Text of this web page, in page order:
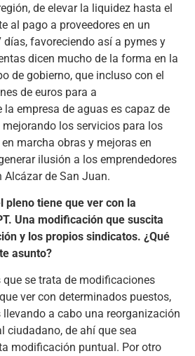
de elevar la liquidez hasta el
al pago a proveedores en un
favoreciendo así a pymes y
dicen mucho de la forma en la
de gobierno, que incluso con el
de euros para a
empresa de aguas es capaz de
los servicios para los
marcha obras y mejoras en
ilusión a los emprendedores
Alcázar de San Juan.
pleno tiene que ver con la
Una modificación que suscita
y los propios sindicatos. ¿Qué
asunto?
que se trata de modificaciones
ver con determinados puestos,
a cabo una reorganización
ciudadano, de ahí que sea
modificación puntual. Por otro